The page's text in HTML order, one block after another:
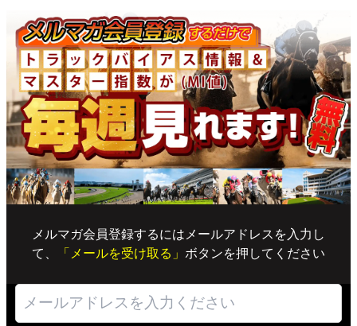
メルマガ会員登録するにはメールアドレスを入力し
て、
「メールを受け取る」 ボタンを押してください